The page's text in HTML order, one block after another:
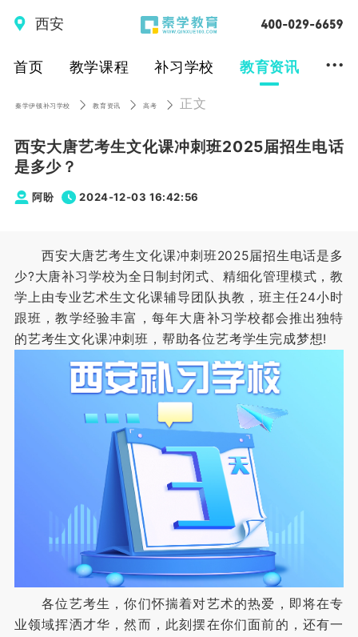
西安
首页 教学课程 补习学校 教育资讯 ...
秦学伊顿补习学校 教育资讯 高考 正文
西安大唐艺考生文化课冲刺班2025届招生电话
是多少？
阿盼 2024-12-03 16:42:56
西安大唐艺考生文化课冲刺班2025届招生电话是多
少?大唐补习学校为全日制封闭式、精细化管理模式，教
学上由专业艺术生文化课辅导团队执教，班主任24小时
跟班，教学经验丰富，每年大唐补习学校都会推出独特
的艺考生文化课冲刺班，帮助各位艺考学生完成梦想!
各位艺考生，你们怀揣着对艺术的热爱，即将在专
业领域挥洒才华，然而，此刻摆在你们面前的，还有一